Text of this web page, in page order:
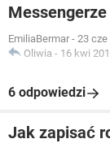
Messengerze
EmiliaBermar - 23 cze
Oliwia - 16 kwi
6 odpowiedzi
Jak zapisać